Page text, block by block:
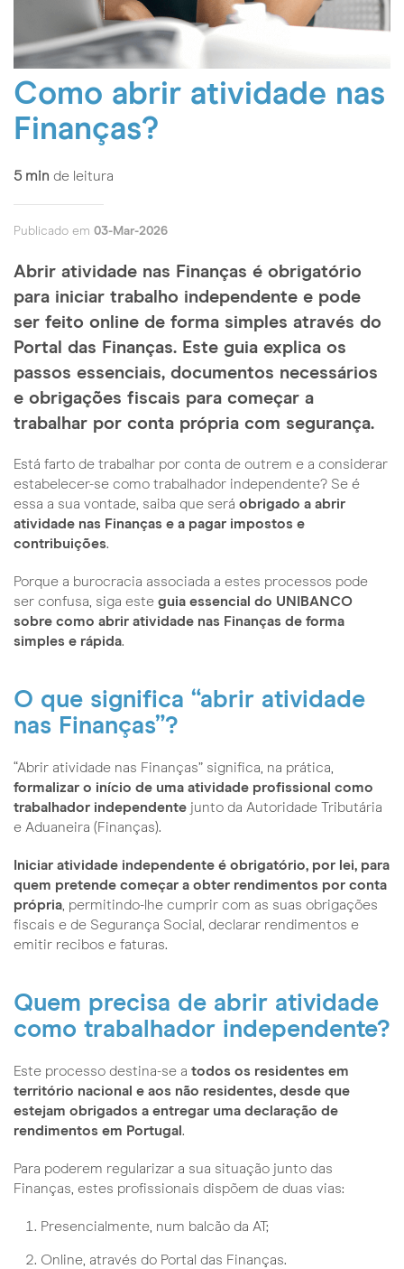
Como abrir atividade nas
Finanças?
5min de leitura
Publicado em 03-Mar-2026
Abrir atividade nas Finanças é obrigatório
para iniciar trabalho independente e pode
ser feito online de forma simples através do
Portal das Finanças. Este guia explica os
passos essenciais, documentos necessários
e obrigações fiscais para começar a
trabalhar por conta própria com segurança.
Está farto de trabalhar por conta de outrem e a considerar
estabelecer-se como trabalhador independente? Se é
essa a sua vontade, saiba que será obrigado a abrir
atividade nas Finanças e a pagar impostos e
contribuições.
Porque a burocracia associada a estes processos pode
ser confusa, siga este guia essencial do UNIBANCO
sobre como abrir atividade nas Finanças de forma
simples e rápida.
O que significa “abrir atividade
nas Finanças”?
“Abrir atividade nas Finanças” significa, na prática,
formalizar o início de uma atividade profissional como
trabalhador independente junto da Autoridade Tributária
e Aduaneira (Finanças).
Iniciar atividade independente é obrigatório, por lei, para
quem pretende começar a obter rendimentos por conta
própria , permitindo-lhe cumprir com as suas obrigações
fiscais e de Segurança Social, declarar rendimentos e
emitir recibos e faturas.
Quem precisa de abrir atividade
como trabalhador independente?
Este processo destina-se a todos os residentes em
território nacional e aos não residentes, desde que
estejam obrigados a entregar uma declaração de
rendimentos em Portugal .
Para poderem regularizar a sua situação junto das
Finanças, estes profissionais dispõem de duas vias:
Presencialmente, num balcão da AT;
Online, através do Portal das Finanças.